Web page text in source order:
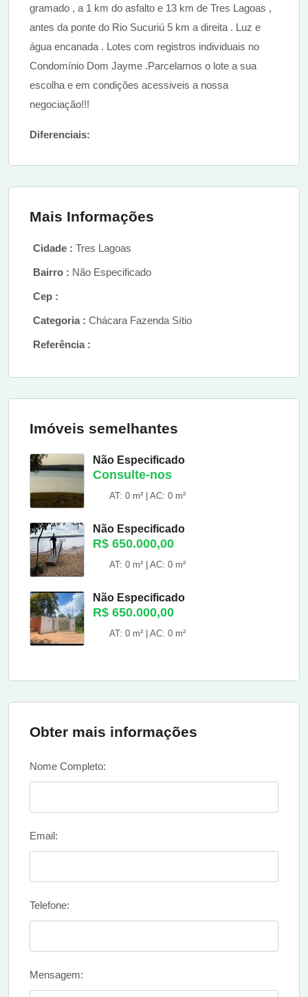
gramado , a 1 km do asfalto e 13 km de Tres Lagoas ,
antes da ponte do Rio Sucuriú 5 km a direita . Luz e
água encanada . Lotes com registros individuais no
Condomínio Dom Jayme .Parcelamos o lote a sua
escolha e em condições acessiveis a nossa
negociação!!!
Diferenciais:
Mais Informações
Cidade : Tres Lagoas
Bairro : Não Especificado
Cep :
Categoria : Chácara Fazenda Sítio
Referência :
Imóveis semelhantes
Não Especificado
Consulte-nos
AT: 0 m² | AC: 0 m²
Não Especificado
R$ 650.000,00
AT: 0 m² | AC: 0 m²
Não Especificado
R$ 650.000,00
AT: 0 m² | AC: 0 m²
Obter mais informações
Nome Completo:
Email:
Telefone:
Mensagem: